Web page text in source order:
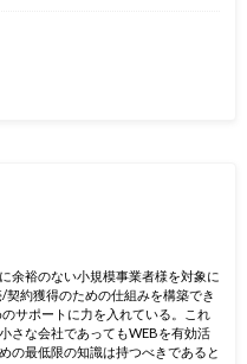
余裕のない小規模事業者様を対象に
約獲得のための仕組みを構築でき
サポートに力を入れている。これ
さな会社であってもWEBを有効活
の最低限の知識は持つべきであると